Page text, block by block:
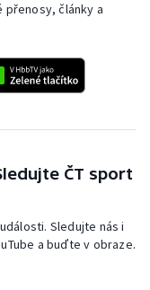
přenosy, články a
ČT sport
Sledujte nás i
a buďte v obraze.